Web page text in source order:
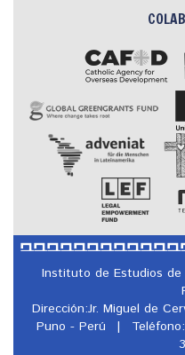
Instituto de Estudios de
Dirección:Jr. Miguel de
Puno - Perú
|